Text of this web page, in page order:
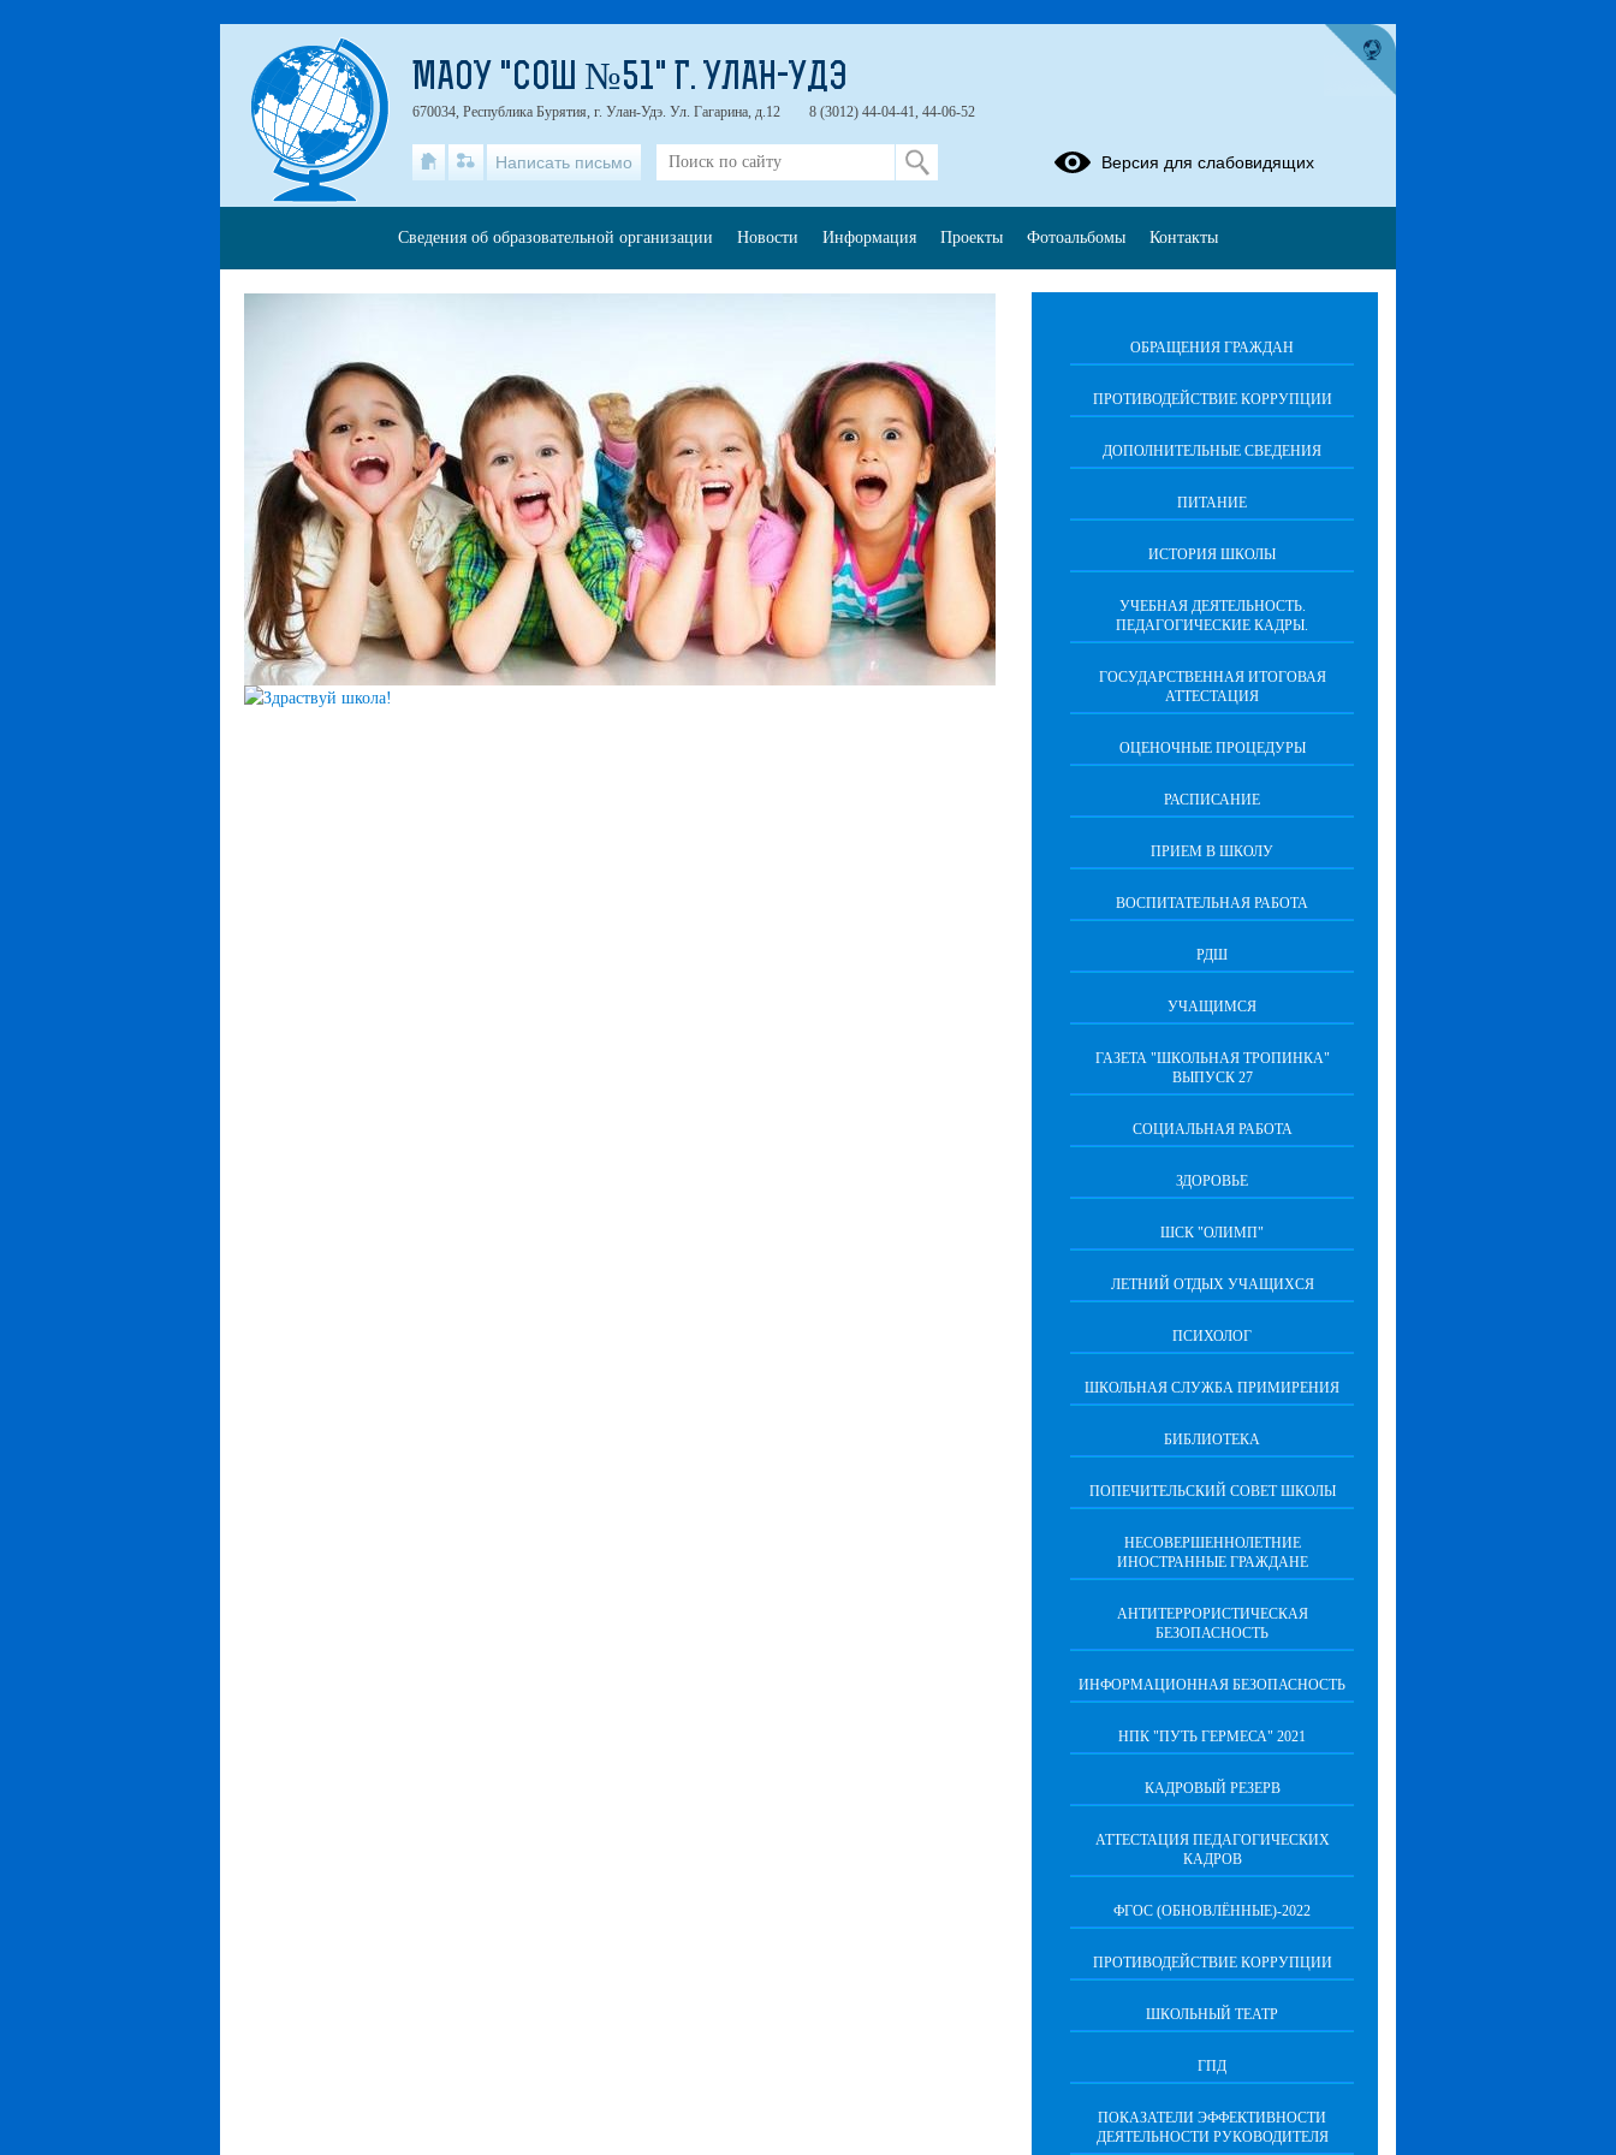
ОБРАЩЕНИЯ ГРАЖДАН
ПРОТИВОДЕЙСТВИЕ КОРРУПЦИИ
ДОПОЛНИТЕЛЬНЫЕ СВЕДЕНИЯ
ПИТАНИЕ
ИСТОРИЯ ШКОЛЫ
УЧЕБНАЯ ДЕЯТЕЛЬНОСТЬ.
ПЕДАГОГИЧЕСКИЕ КАДРЫ.
ГОСУДАРСТВЕННАЯ ИТОГОВАЯ
АТТЕСТАЦИЯ
ОЦЕНОЧНЫЕ ПРОЦЕДУРЫ
РАСПИСАНИЕ
ПРИЕМ В ШКОЛУ
ВОСПИТАТЕЛЬНАЯ РАБОТА
РДШ
УЧАЩИМСЯ
ГАЗЕТА "ШКОЛЬНАЯ ТРОПИНКА"
ВЫПУСК 27
СОЦИАЛЬНАЯ РАБОТА
ЗДОРОВЬЕ
ШСК "ОЛИМП"
ЛЕТНИЙ ОТДЫХ УЧАЩИХСЯ
ПСИХОЛОГ
ШКОЛЬНАЯ СЛУЖБА ПРИМИРЕНИЯ
БИБЛИОТЕКА
ПОПЕЧИТЕЛЬСКИЙ СОВЕТ ШКОЛЫ
НЕСОВЕРШЕННОЛЕТНИЕ
ИНОСТРАННЫЕ ГРАЖДАНЕ
АНТИТЕРРОРИСТИЧЕСКАЯ
БЕЗОПАСНОСТЬ
ИНФОРМАЦИОННАЯ БЕЗОПАСНОСТЬ
НПК "ПУТЬ ГЕРМЕСА" 2021
КАДРОВЫЙ РЕЗЕРВ
АТТЕСТАЦИЯ ПЕДАГОГИЧЕСКИХ
КАДРОВ
ФГОС (ОБНОВЛЁННЫЕ)-2022
ПРОТИВОДЕЙСТВИЕ КОРРУПЦИИ
ШКОЛЬНЫЙ ТЕАТР
ГПД
ПОКАЗАТЕЛИ ЭФФЕКТИВНОСТИ
ДЕЯТЕЛЬНОСТИ РУКОВОДИТЕЛЯ
МАОУ "СОШ №51" Г. УЛАН-УДЭ
670034, Республика Бурятия, г. Улан-Удэ. Ул. Гагарина, д.12 8 (3012) 44-04-41, 44-06-52
Написать письмо Версия для слабовидящих
Сведения об образовательной организации Новости Информация Проекты Фотоальбомы Контакты